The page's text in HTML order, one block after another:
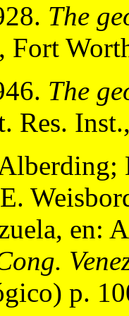
The
Fort
The
Res.
en:
p.